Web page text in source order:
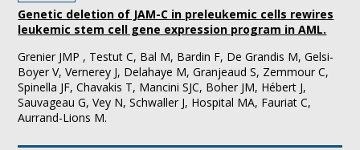
Genetic deletion of JAM-C in preleukemic cells rewires
leukemic stem cell gene expression program in AML.
Grenier JMP , Testut C, Bal M, Bardin F, De Grandis M, Gelsi-
Boyer V, Vernerey J, Delahaye M, Granjeaud S, Zemmour C,
Spinella JF, Chavakis T, Mancini SJC, Boher JM, Hébert J,
Sauvageau G, Vey N, Schwaller J, Hospital MA, Fauriat C,
Aurrand-Lions M.